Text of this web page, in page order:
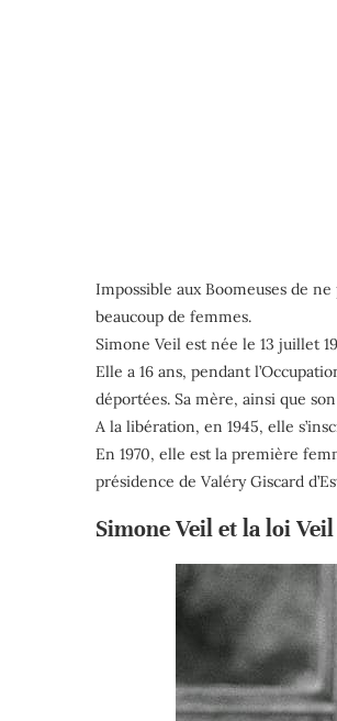
Impossible aux Boomeuses de
beaucoup de femmes.
Simone Veil est née le 13 juillet
Elle a 16 ans, pendant
déportées. Sa mère, ainsi que
A la libération, en 1945, elle
En 1970, elle est la première
présidence de Valéry Giscard
Simone Veil et la loi Veil